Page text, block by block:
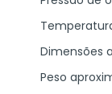
Dimensões
Peso